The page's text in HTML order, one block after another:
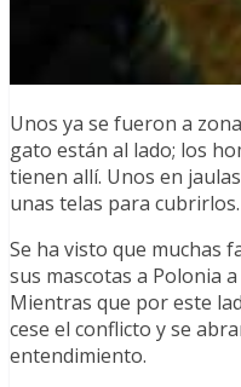
Unos ya se fueron a
gato están al lado; los
tienen allí. Unos en
unas telas para cubrirlos.
Se ha visto que muchas
sus mascotas a Polonia
Mientras que por este
cese el conflicto y se
entendimiento.